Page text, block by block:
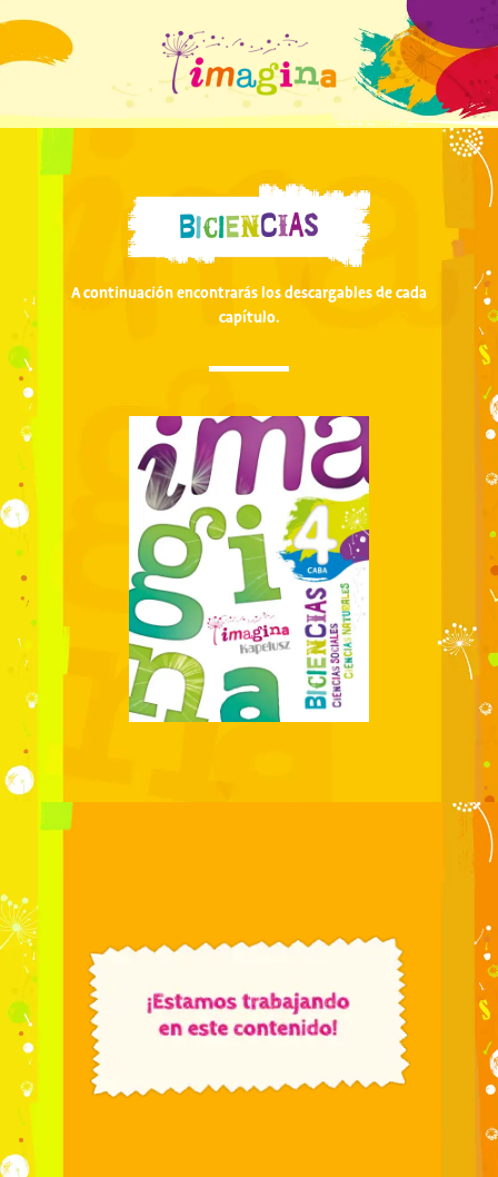
A continuación encontrarás los descargables de cada
capítulo.